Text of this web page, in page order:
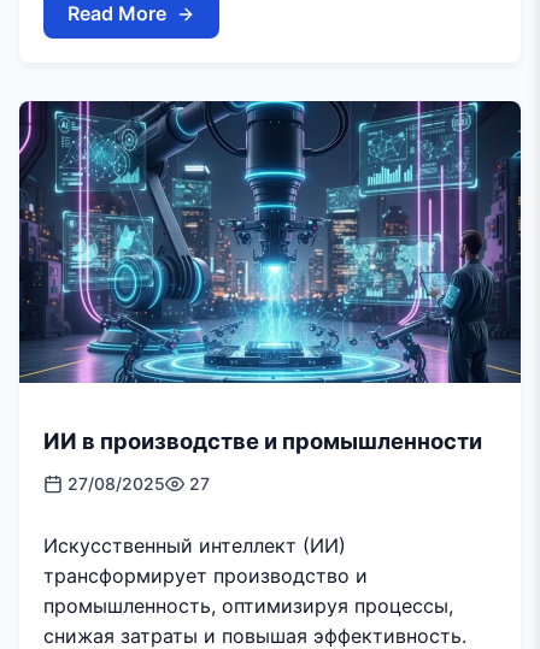
Read More
ИИ в производстве и промышленности
27/08/2025 27
Искусственный интеллект (ИИ)
трансформирует производство и
промышленность, оптимизируя процессы,
снижая затраты и повышая эффективность.